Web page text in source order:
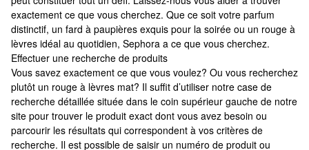
exactement ce que vous cherchez. Que ce soit votre parfum
distinctif, un fard à paupières exquis pour la soirée ou un rouge à
lèvres idéal au quotidien, Sephora a ce que vous cherchez.
Effectuer une recherche de produits
Vous savez exactement ce que vous voulez? Ou vous recherchez
plutôt un rouge à lèvres mat? Il suffit d’utiliser notre case de
recherche détaillée située dans le coin supérieur gauche de notre
site pour trouver le produit exact dont vous avez besoin ou
parcourir les résultats qui correspondent à vos critères de
recherche. Il est possible de saisir un numéro de produit ou